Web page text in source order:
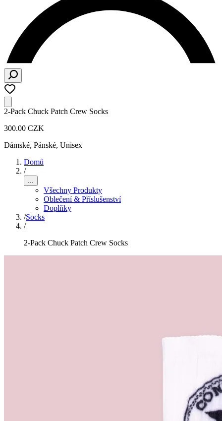
2-Pack Chuck Patch Crew Socks
300.00 CZK
Dámské, Pánské, Unisex
Domů
/
...
Všechny Produkty
Oblečení & Příslušenství
Doplňky
/Socks
/
2-Pack Chuck Patch Crew Socks